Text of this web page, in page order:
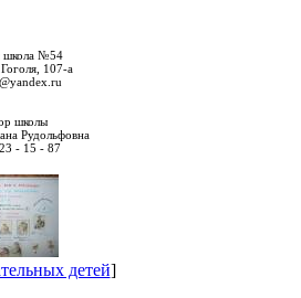
школа №54
107-а
школы
Рудольфовна
- 15 - 87
детей]